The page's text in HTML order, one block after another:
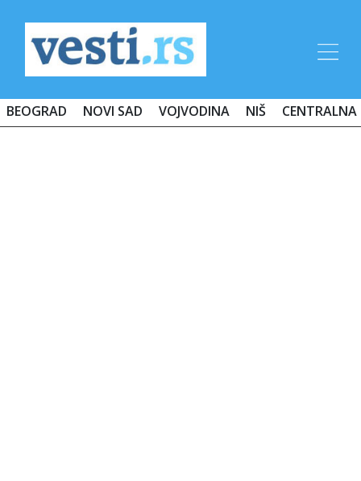
BEOGRAD NOVI SAD VOJVODINA NIŠ CENTRALNA